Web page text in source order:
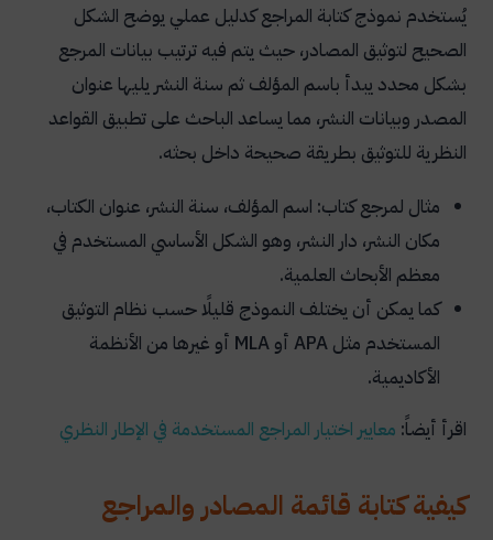
يُستخدم نموذج كتابة المراجع كدليل عملي يوضح الشكل
الصحيح لتوثيق المصادر، حيث يتم فيه ترتيب بيانات المرجع
بشكل محدد يبدأ باسم المؤلف ثم سنة النشر يليها عنوان
المصدر وبيانات النشر، مما يساعد الباحث على تطبيق القواعد
النظرية للتوثيق بطريقة صحيحة داخل بحثه.
مثال لمرجع كتاب: اسم المؤلف، سنة النشر، عنوان الكتاب،
مكان النشر، دار النشر، وهو الشكل الأساسي المستخدم في
معظم الأبحاث العلمية.
كما يمكن أن يختلف النموذج قليلًا حسب نظام التوثيق
المستخدم مثل APA أو MLA أو غيرها من الأنظمة
الأكاديمية.
اقرأ أيضاً: معايير اختيار المراجع المستخدمة في الإطار النظري
كيفية كتابة قائمة المصادر والمراجع